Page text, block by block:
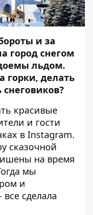
и за
город снегом
льдом.
горки, делать
красивые
и гости
в Instagram.
сказочной
на время
мы
и
сделала